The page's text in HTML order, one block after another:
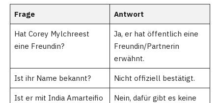
Frage Antwort
Hat Corey Mylchreest
eine Freundin?
Ja, er hat öffentlich eine
Freundin/Partnerin
erwähnt.
Ist ihr Name bekannt? Nicht offiziell bestätigt.
Ist er mit India Amarteifio
Nein, dafür gibt es keine